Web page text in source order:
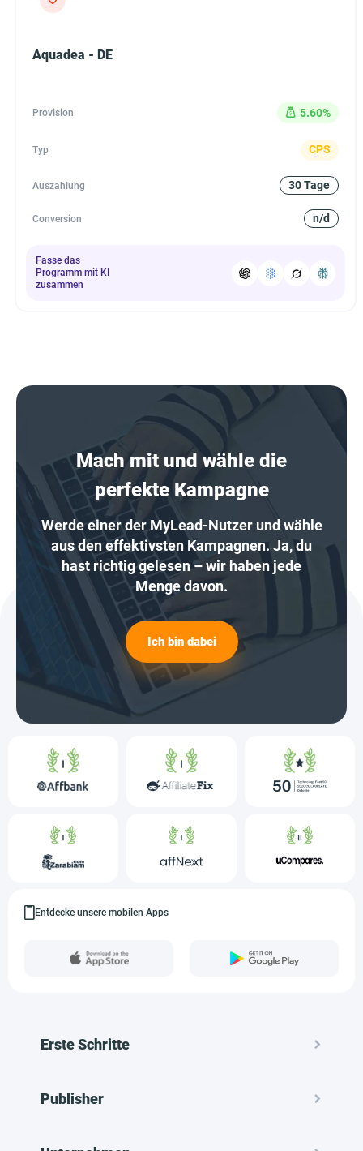
Aquadea - DE
Provision 5.60%
Typ CPS
Auszahlung 30 Tage
Conversion n/d
Fasse das
Programm mit KI
zusammen
Mach mit und wähle die
perfekte Kampagne
Werde einer der MyLead-Nutzer und wähle
aus den effektivsten Kampagnen. Ja, du
hast richtig gelesen – wir haben jede
Menge davon.
Ich bin dabei
Entdecke unsere mobilen Apps
Erste Schritte
Publisher